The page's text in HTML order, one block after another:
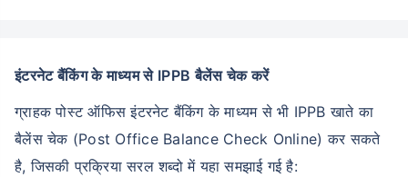
इंटरनेट बैंकिंग के माध्यम से IPPB बैलेंस चेक करें
ग्राहक पोस्ट ऑफिस इंटरनेट बैंकिंग के माध्यम से भी IPPB खाते का
बैलेंस चेक (Post Office Balance Check Online) कर सकते
है, जिसकी प्रक्रिया सरल शब्दो में यहा समझाई गई है: